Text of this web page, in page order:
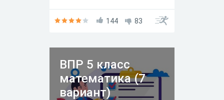
144 83
ВПР 5 класс
математика (7
вариант)